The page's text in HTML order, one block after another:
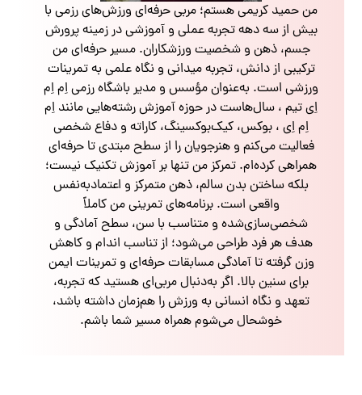
من حمید کریمی هستم؛ مربی حرفه‌ای ورزش‌های رزمی با
بیش از سه دهه تجربه عملی و آموزشی در زمینه پرورش
جسم، ذهن و شخصیت ورزشکاران. مسیر حرفه‌ای من
ترکیبی از دانش، تجربه میدانی و نگاه علمی به تمرینات
ورزشی است. به‌عنوان مؤسس و مدیر باشگاه رزمی اِم اِم
اِی تیم ، سال‌هاست در حوزه آموزش رشته‌هایی مانند اِم
اِم اِی ، بوکس، کیک‌بوکسینگ، کاراته و دفاع شخصی
فعالیت می‌کنم و هنرجویان را از سطح مبتدی تا حرفه‌ای
همراهی کرده‌ام. تمرکز من تنها بر آموزش تکنیک نیست؛
بلکه ساختن بدن سالم، ذهن متمرکز و اعتمادبه‌نفس
واقعی است. برنامه‌های تمرینی من کاملاً
شخصی‌سازی‌شده و متناسب با سن، سطح آمادگی و
هدف هر فرد طراحی می‌شود؛ از تناسب اندام و کاهش
وزن گرفته تا آمادگی مسابقات حرفه‌ای و تمرینات ایمن
برای سنین بالا. اگر به‌دنبال مربی‌ای هستید که تجربه،
تعهد و نگاه انسانی به ورزش را هم‌زمان داشته باشد،
خوشحال می‌شوم همراه مسیر شما باشم.